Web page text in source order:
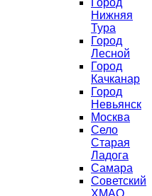
Город
Нижняя
Тура
Город
Лесной
Город
Качканар
Город
Невьянск
Москва
Село
Старая
Ладога
Самара
Советский
ХМАО